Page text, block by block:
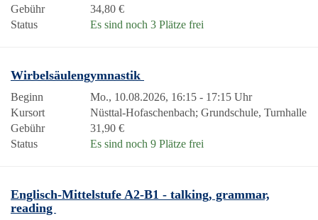
Gebühr
34,80 €
Status
Es sind noch 3 Plätze frei
Wirbelsäulengymnastik
Beginn
Mo., 10.08.2026, 16:15 - 17:15 Uhr
Kursort
Nüsttal-Hofaschenbach; Grundschule, Turnhalle
Gebühr
31,90 €
Status
Es sind noch 9 Plätze frei
Englisch-Mittelstufe A2-B1 - talking, grammar,
reading